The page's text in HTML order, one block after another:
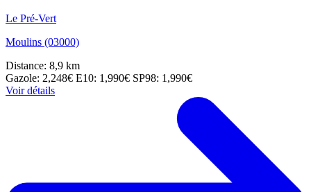
Le Pré-Vert
Moulins (03000)
Distance: 8,9 km
Gazole: 2,248€ E10: 1,990€ SP98: 1,990€
Voir détails